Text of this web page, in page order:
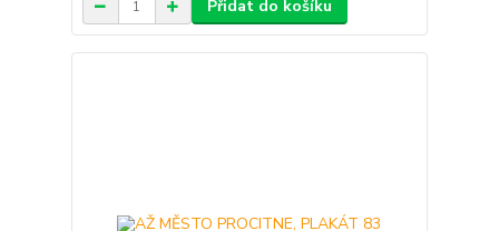
Přidat do košíku